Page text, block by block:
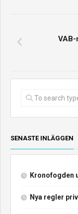
SENASTE INLÄGGEN
Kronofogden
Nya regler